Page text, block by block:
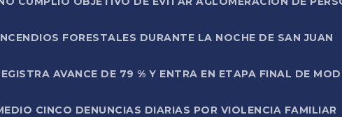
FORESTALES DURANTE LA NOCHE DE SAN JUAN
AVANCE DE 79 % Y ENTRA EN ETAPA FINAL DE
CINCO DENUNCIAS DIARIAS POR VIOLENCIA FAMILIAR